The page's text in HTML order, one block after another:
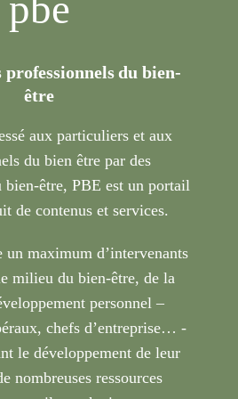
du bien-
être
aux particuliers et aux
du bien être par des
bien-être, PBE est un portail
de contenus et services.
un maximum d’intervenants
milieu du bien-être, de la
personnel –
chefs d’entreprise… -
le développement de leur
nombreuses ressources